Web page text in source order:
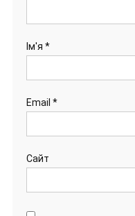
Ім'я *
Email *
Сайт